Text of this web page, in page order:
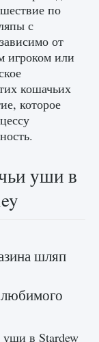
1
2
по
с
от
игроком или
кошачьих
которое
уши в
шляп
уши в Stardew